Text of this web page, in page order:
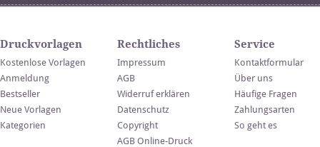
Druckvorlagen
Kostenlose Vorlagen
Anmeldung
Bestseller
Neue Vorlagen
Kategorien
Rechtliches
Impressum
AGB
Widerruf erklären
Datenschutz
Copyright
AGB Online-Druck
Service
Kontaktformular
Über uns
Häufige Fragen
Zahlungsarten
So geht es